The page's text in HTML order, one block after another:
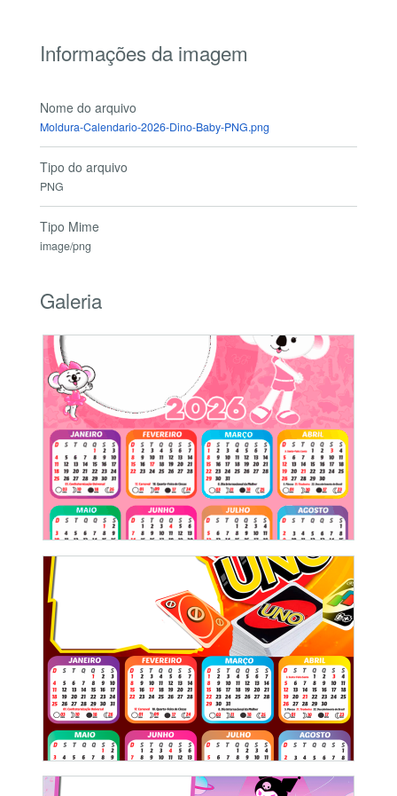
Informações da imagem
Nome do arquivo
Moldura-Calendario-2026-Dino-Baby-PNG.png
Tipo do arquivo
PNG
Tipo Mime
image/png
Galeria